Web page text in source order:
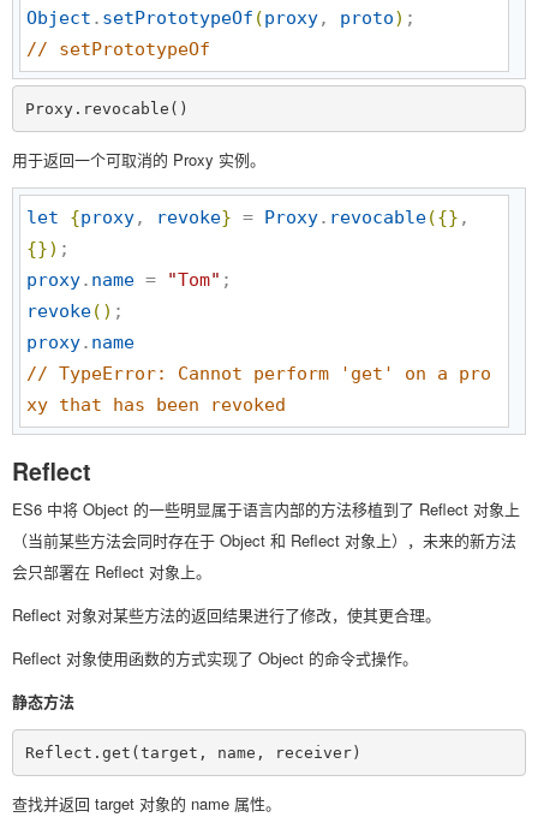
Object . setPrototypeOf (proxy, proto)
// setPrototypeOf
Proxy.revocable()
用于返回一个可取消的 Proxy 实例。
let {proxy, revoke} = Proxy. revocable({}
{})
proxy. name = "Tom"
revoke( )
proxy. name
// TypeError: Cannot perform 'get' on a pro
xy that has been revoked
Reflect
ES6 中将 Object 的一些明显属于语言内部的方法移植到了 Reflect 对象上
（当前某些方法会同时存在于 Object 和 Reflect 对象上），未来的新方法
会只部署在 Reflect 对象上。
Reflect 对象对某些方法的返回结果进行了修改，使其更合理。
Reflect 对象使用函数的方式实现了 Object 的命令式操作。
静态方法
Reflect.get(target, name, receiver)
查找并返回 target 对象的 name 属性。